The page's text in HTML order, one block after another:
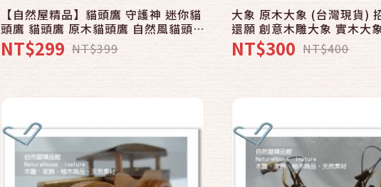
【自然屋精品】貓頭鷹 守護神 迷你貓
頭鷹 貓頭鷹 原木貓頭鷹 自然風貓頭
鷹 巴里島風飾品-下標後請告知所需顏
色!
NT$299 NT$399
大象 原木大象 (台灣現貨)
還願 創意木雕大象 實木大
風大象 Elephant 歡迎來自
NT$300 NT$400
加入購物車 加入購物車